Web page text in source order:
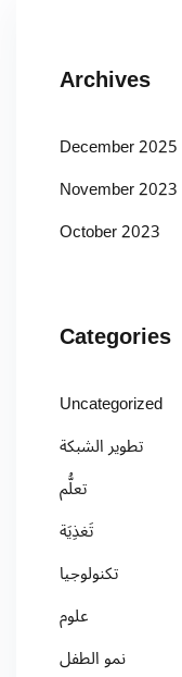
Archives
December 2025
November 2023
October 2023
Categories
Uncategorized
تطوير الشبكة
تعلُّم
تَغذِيَة
تكنولوجيا
علوم
نمو الطفل